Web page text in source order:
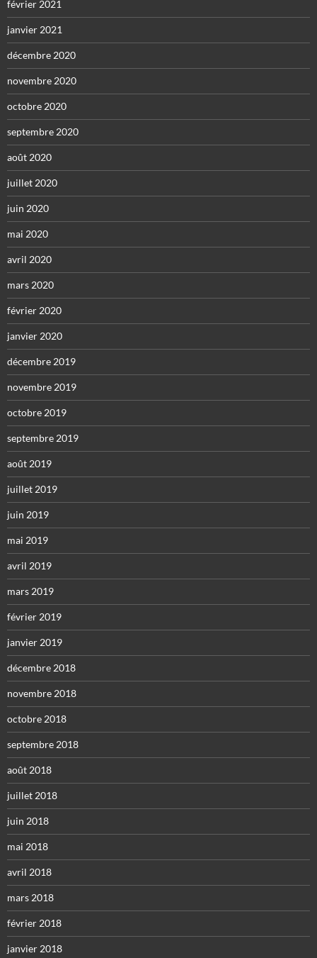
février 2021
janvier 2021
décembre 2020
novembre 2020
octobre 2020
septembre 2020
août 2020
juillet 2020
juin 2020
mai 2020
avril 2020
mars 2020
février 2020
janvier 2020
décembre 2019
novembre 2019
octobre 2019
septembre 2019
août 2019
juillet 2019
juin 2019
mai 2019
avril 2019
mars 2019
février 2019
janvier 2019
décembre 2018
novembre 2018
octobre 2018
septembre 2018
août 2018
juillet 2018
juin 2018
mai 2018
avril 2018
mars 2018
février 2018
janvier 2018